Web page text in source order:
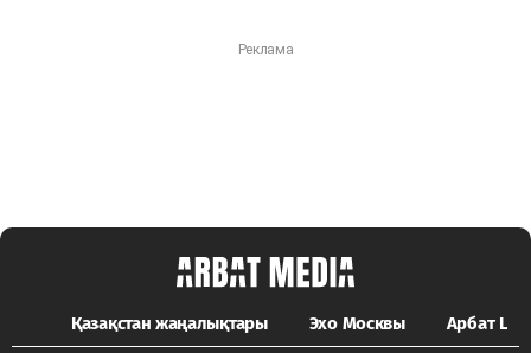
Қазақстан жаңалықтары Эхо Москвы Арбат LIFE